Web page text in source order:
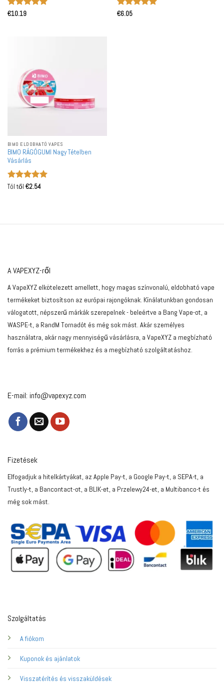
Warehouse
Értékelés:
€10.19 Értékelés:
€6.05
BIMO ELDOBHATÓ VAPES
BIMO RÁGÓGUMI Nagy Tételben
Vásárlás
Értékelés:
Tól től €2.54
A VAPEXYZ-ről
A VapeXYZ elkötelezett amellett, hogy magas színvonalú, eldobható vape
termékeket biztosítson az európai rajongóknak. Kínálatunkban gondosan
válogatott, népszerű márkák szerepelnek - beleértve a Bang Vape-ot, a
WASPE-t, a RandM Tornadót és még sok mást. Akár személyes
használatra, akár nagy mennyiségű vásárlásra, a VapeXYZ a megbízható
forrás a prémium termékekhez és a megbízható szolgáltatáshoz.
E-mail: info@vapexyz.com
Szolgáltatás
A fiókom
Kuponok és ajánlatok
Visszatérítés és visszaküldések
Fizetések
Elfogadjuk a hitelkártyákat, az Apple Pay-t, a Google Pay-t, a SEPA-t, a
Trustly-t, a Bancontact-ot, a BLIK-et, a Przelewy24-et, a Multibanco-t és
még sok mást.